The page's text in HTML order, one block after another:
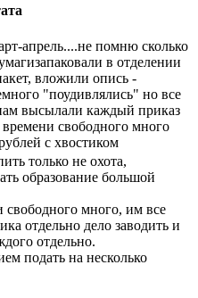
апрель....не помню сколько
в отделении
вложили опись -
"поудивлялись" но все
высылали каждый приказ
свободного много
с хвостиком
только не охота,
образование большой
свободного много, им все
отдельно дело заводить и
отдельно.
подать на несколько